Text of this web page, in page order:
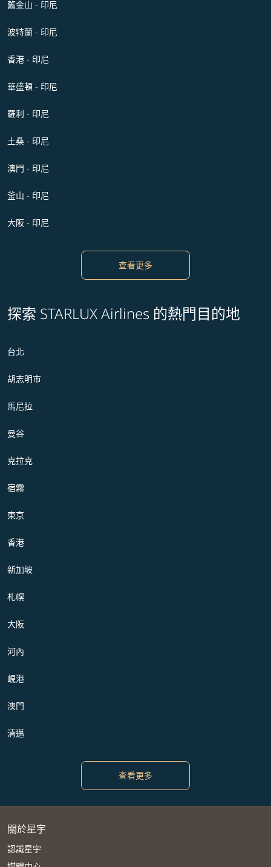
舊金山 - 印尼
波特蘭 - 印尼
香港 - 印尼
華盛頓 - 印尼
羅利 - 印尼
土桑 - 印尼
澳門 - 印尼
釜山 - 印尼
大阪 - 印尼
查看更多
探索 STARLUX Airlines 的熱門目的地
台北
胡志明市
馬尼拉
曼谷
克拉克
宿霧
東京
香港
新加坡
札幌
大阪
河內
峴港
澳門
清邁
查看更多
關於星宇
認識星宇